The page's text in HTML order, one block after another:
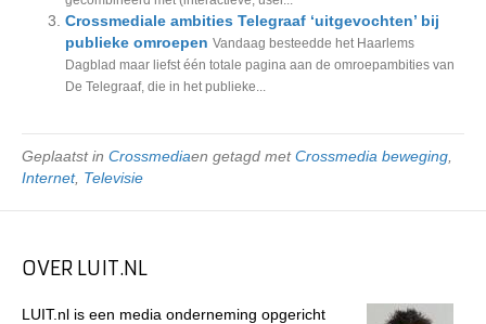
Crossmediale ambities Telegraaf ‘uitgevochten’ bij
publieke omroepen Vandaag besteedde het Haarlems
Dagblad maar liefst één totale pagina aan de omroepambities van
De Telegraaf, die in het publieke...
Geplaatst in Crossmediaen getagd metCrossmedia beweging
Internet, Televisie
OVER LUIT.NL
LUIT.nl is een media onderneming opgericht